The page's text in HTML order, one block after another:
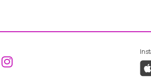
Aceder ao Facebook da
Aceder ao Instagram